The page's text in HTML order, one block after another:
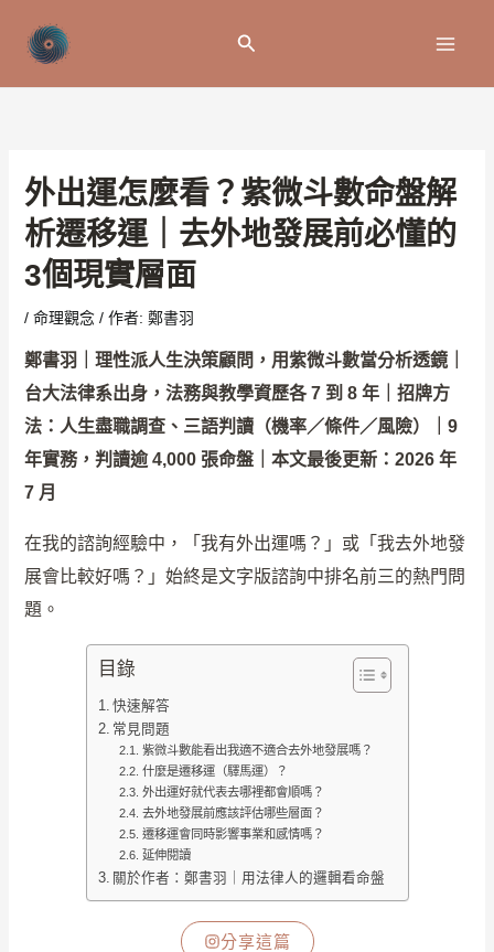
要
搜
外出運怎麼看？紫微斗數命盤解
析遷移運｜去外地發展前必懂的
3個現實層面
/ 命理觀念/ 作者: 鄭書羽
鄭書羽｜理性派人生決策顧問，用紫微斗數當分析透鏡｜
台大法律系出身，法務與教學資歷各 7 到 8 年｜招牌方
法：人生盡職調查、三語判讀（機率／條件／風險）｜9
年實務，判讀逾 4,000 張命盤｜本文最後更新：2026 年
7 月
在我的諮詢經驗中，「我有外出運嗎？」或「我去外地發
展會比較好嗎？」始終是文字版諮詢中排名前三的熱門問
題。
目錄
快速解答
常見問題
紫微斗數能看出我適不適合去外地發展嗎？
什麼是遷移運（驛馬運）？
外出運好就代表去哪裡都會順嗎？
去外地發展前應該評估哪些層面？
遷移運會同時影響事業和感情嗎？
延伸閱讀
關於作者：鄭書羽｜用法律人的邏輯看命盤
分享這篇